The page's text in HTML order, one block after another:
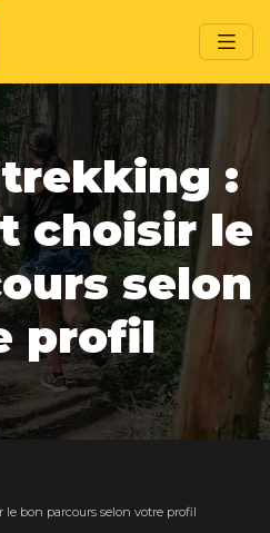
:
choisir le
selon
profil
bon parcours selon votre profil